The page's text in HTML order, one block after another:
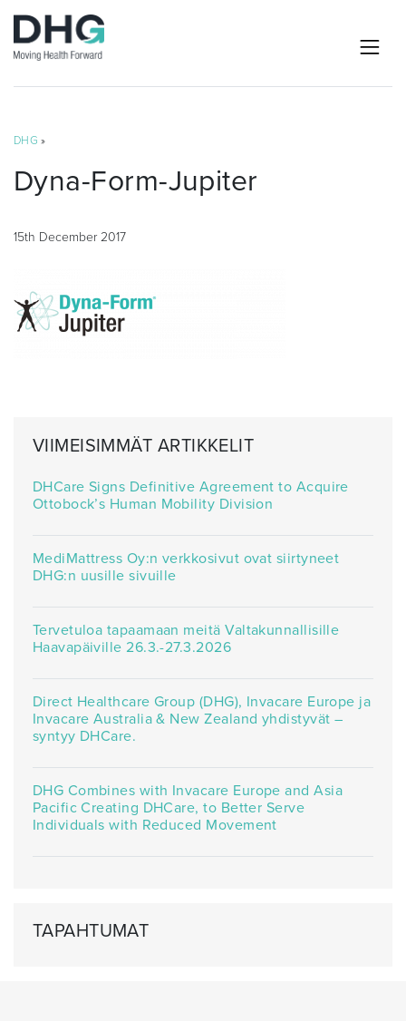
DHG »
Dyna-Form-Jupiter
15th December 2017
VIIMEISIMMÄT ARTIKKELIT
DHCare Signs Definitive Agreement to Acquire
Ottobock’s Human Mobility Division
MediMattress Oy:n verkkosivut ovat siirtyneet
DHG:n uusille sivuille
Tervetuloa tapaamaan meitä Valtakunnallisille
Haavapäiville 26.3.-27.3.2026
Direct Healthcare Group (DHG), Invacare Europe ja
Invacare Australia & New Zealand yhdistyvät –
syntyy DHCare.
DHG Combines with Invacare Europe and Asia
Pacific Creating DHCare, to Better Serve
Individuals with Reduced Movement
TAPAHTUMAT